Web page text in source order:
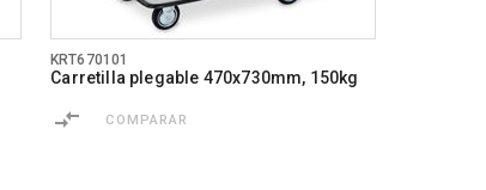
KRT670101
Carretilla plegable 470x730mm, 150kg
COMPARAR